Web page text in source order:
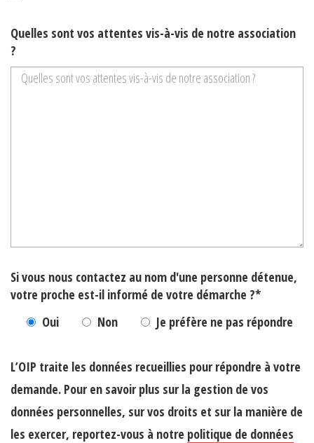
Quelles sont vos attentes vis-à-vis de notre association
?
Si vous nous contactez au nom d'une personne détenue,
votre proche est-il informé de votre démarche ?*
Oui
Non Je préfère ne pas répondre
L’OIP traite les données recueillies pour répondre à votre
demande. Pour en savoir plus sur la gestion de vos
données personnelles, sur vos droits et sur la manière de
les exercer, reportez-vous à notre politique de données